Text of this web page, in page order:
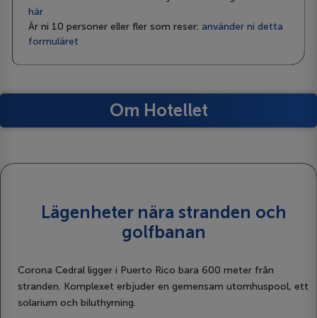
här
Är ni 10 personer eller fler som reser: använder ni detta
formuläret
Om Hotellet
Lägenheter nära stranden och
golfbanan
Corona Cedral ligger i Puerto Rico bara 600 meter från
stranden. Komplexet erbjuder en gemensam utomhuspool, ett
solarium och biluthyrning.